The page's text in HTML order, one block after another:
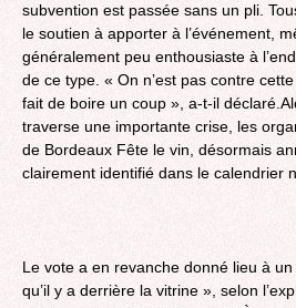
subvention est passée sans un pli.
le soutien à apporter à l’événement,
généralement peu enthousiaste à
de ce type. « On n’est pas contre
fait de boire un coup », a-t-il
traverse une importante crise, les
de Bordeaux Fête le vin, désormais
clairement identifié dans le calendrier
Le vote a en revanche donné lieu à
qu’il y a derrière la vitrine », selon